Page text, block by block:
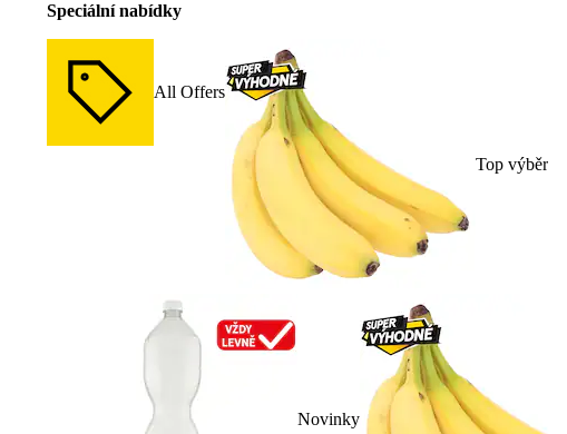
Speciální nabídky
All Offers
Top výběr
Novinky